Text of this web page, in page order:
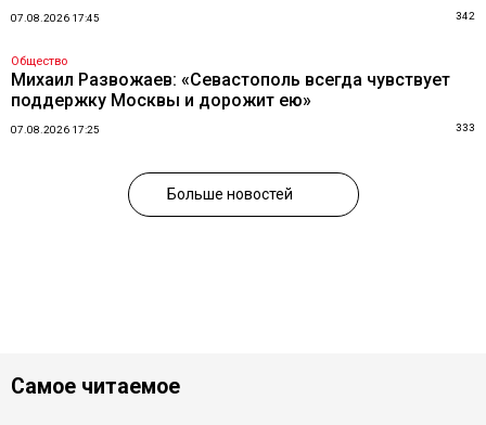
07.08.2026 17:45 342
Общество
Михаил Развожаев: «Севастополь всегда чувствует
поддержку Москвы и дорожит ею»
07.08.2026 17:25 333
Больше новостей
Самое читаемое